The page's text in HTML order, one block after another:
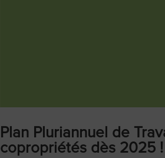
Plan Pluriannuel de
copropriétés dès 2025 !